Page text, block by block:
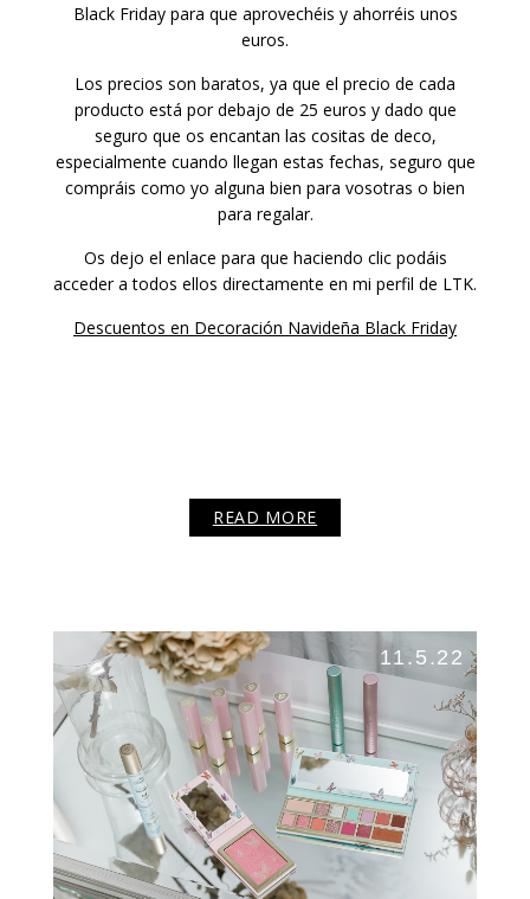
Black Friday para que aprovechéis y ahorréis unos
euros.
Los precios son baratos, ya que el precio de cada
producto está por debajo de 25 euros y dado que
seguro que os encantan las cositas de deco,
especialmente cuando llegan estas fechas, seguro que
compráis como yo alguna bien para vosotras o bien
para regalar.
Os dejo el enlace para que haciendo clic podáis
acceder a todos ellos directamente en mi perfil de LTK.
Descuentos en Decoración Navideña Black Friday
READ MORE
11.5.22